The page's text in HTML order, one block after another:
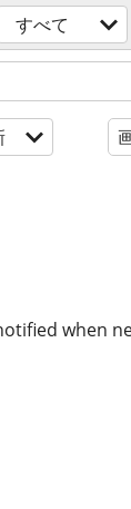
すべて
when